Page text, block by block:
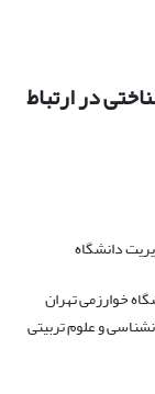
در ارتباط
دانشگاه
خوارزمی تهران
و علوم تربیتی